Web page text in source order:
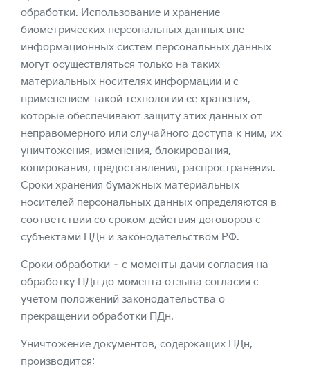
обработки. Использование и хранение
биометрических персональных данных вне
информационных систем персональных данных
могут осуществляться только на таких
материальных носителях информации и с
применением такой технологии ее хранения,
которые обеспечивают защиту этих данных от
неправомерного или случайного доступа к ним, их
уничтожения, изменения, блокирования,
копирования, предоставления, распространения.
Сроки хранения бумажных материальных
носителей персональных данных определяются в
соответствии со сроком действия договоров с
субъектами ПДн и законодательством РФ.
Сроки обработки – с моменты дачи согласия на
обработку ПДн до момента отзыва согласия с
учетом положений законодательства о
прекращении обработки ПДн.
Уничтожение документов, содержащих ПДн,
производится: